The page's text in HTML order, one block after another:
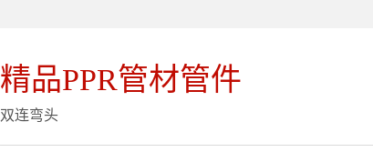
精品PPR管材管件
双连弯头